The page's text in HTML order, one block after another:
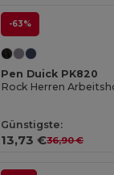
-63%
Pen Duick PK820
Rock Herren
Günstigste:
13,73 €36,90 €